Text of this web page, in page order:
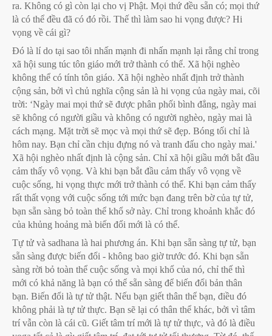
ra. Không có gì còn lại cho vị Phật. Mọi thứ đều sẵn có; mọi thứ
là có thể đều đã có đó rồi. Thế thì làm sao hi vọng được? Hi
vọng về cái gì?
Đó là lí do tại sao tôi nhấn mạnh đi nhấn mạnh lại rằng chỉ trong
xã hội sung túc tôn giáo mới trở thành có thể. Xã hội nghèo
không thể có tính tôn giáo. Xã hội nghèo nhất định trở thành
cộng sản, bởi vì chủ nghĩa cộng sản là hi vọng của ngày mai, cõi
trời: ‘Ngày mai mọi thứ sẽ được phân phối bình đẳng, ngày mai
sẽ không có người giầu và không có người nghèo, ngày mai là
cách mạng. Mặt trời sẽ mọc và mọi thứ sẽ đẹp. Bóng tối chỉ là
hôm nay. Bạn chỉ cần chịu đựng nó và tranh đấu cho ngày mai.'
Xã hội nghèo nhất định là cộng sản. Chỉ xã hội giầu mới bắt đầu
cảm thấy vô vọng. Và khi bạn bắt đầu cảm thấy vô vọng về
cuộc sống, hi vọng thực mới trở thành có thể. Khi bạn cảm thấy
rất thất vọng với cuộc sống tới mức bạn đang trên bờ của tự tử,
bạn sẵn sàng bỏ toàn thể khổ sở này. Chỉ trong khoảnh khắc đó
của khủng hoảng mà biến đổi mới là có thể.
Tự tử và sadhana là hai phương án. Khi bạn sẵn sàng tự tử, bạn
sẵn sàng được biến đổi - không bao giờ trước đó. Khi bạn sẵn
sàng rời bỏ toàn thể cuộc sống và mọi khổ của nó, chỉ thế thì
mới có khả năng là bạn có thể sẵn sàng để biến đổi bản thân
bạn. Biến đổi là tự tử thật. Nếu bạn giết thân thể bạn, điều đó
không phải là tự tử thực. Bạn sẽ lại có thân thể khác, bởi vì tâm
trí vẫn còn là cái cũ. Giết tâm trí mới là tự tử thực, và đó là điều